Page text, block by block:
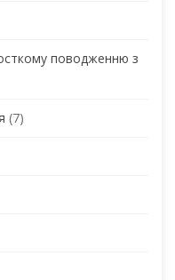
поводженню з
(7)